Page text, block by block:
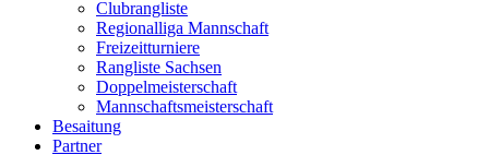
Clubrangliste
Regionalliga Mannschaft
Freizeitturniere
Rangliste Sachsen
Doppelmeisterschaft
Mannschaftsmeisterschaft
Besaitung
Partner